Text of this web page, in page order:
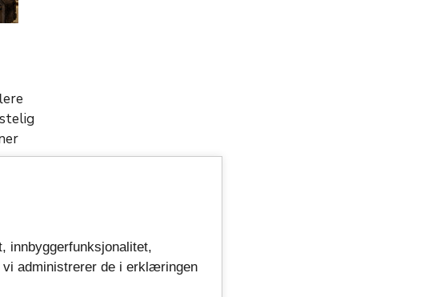
oss
innbyggerfunksjonalitet,
administrerer de i erklæringen